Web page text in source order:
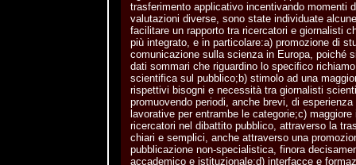
trasferimento applicativo incentivando momenti
valutazioni diverse, sono state individuate
facilitare un rapporto tra ricercatori e giornalisti
più integrato, e in particolare:a) promozione di
comunicazione sulla scienza in Europa, poiché
dati sommari che riguardino lo specifico richiamo
scientifica sul pubblico;b) stimolo ad una
rispettivi bisogni e necessità tra giornalisti
promuovendo periodi, anche brevi, di
lavorative per entrambe le categorie;c)
ricercatori nel dibattito pubblico, attraverso la
chiari e semplici, anche attraverso una
pubblicazione non-specialistica, finora
accademico e istituzionale;d) interfacce e